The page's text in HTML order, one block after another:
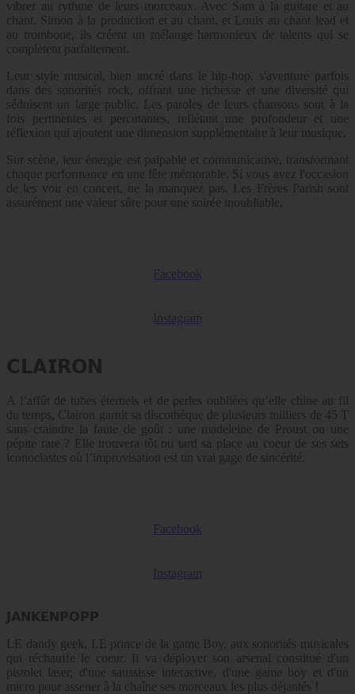
vibrer au rythme de leurs morceaux. Avec Sam à la guitare et au
chant, Simon à la production et au chant, et Louis au chant lead et
au trombone, ils créent un mélange harmonieux de talents qui se
complètent parfaitement.
Leur style musical, bien ancré dans le hip-hop, s'aventure parfois
dans des sonorités rock, offrant une richesse et une diversité qui
séduisent un large public. Les paroles de leurs chansons sont à la
fois pertinentes et percutantes, reflétant une profondeur et une
réflexion qui ajoutent une dimension supplémentaire à leur musique.
Sur scène, leur énergie est palpable et communicative, transformant
chaque performance en une fête mémorable. Si vous avez l'occasion
de les voir en concert, ne la manquez pas. Les Frères Parish sont
assurément une valeur sûre pour une soirée inoubliable.
Facebook
Instagram
𝗖𝗟𝗔𝗜𝗥𝗢𝗡
A l’affût de tubes éternels et de perles oubliées qu’elle chine au fil
du temps, Clairon garnit sa discothèque de plusieurs milliers de 45 T
sans craindre la faute de goût : une madeleine de Proust ou une
pépite rare ? Elle trouvera tôt ou tard sa place au coeur de ses sets
iconoclastes où l’improvisation est un vrai gage de sincérité.
Facebook
Instagram
𝗝𝗔𝗡𝗞𝗘𝗡𝗣𝗢𝗣𝗣
LE dandy geek, LE prince de la game Boy, aux sonorités musicales
qui réchauffe le coeur. Il va déployer son arsenal constitué d'un
pistolet laser, d'une saussisse interactive, d'une game boy et d'un
micro pour assener à la chaîne ses morceaux les plus déjantés !